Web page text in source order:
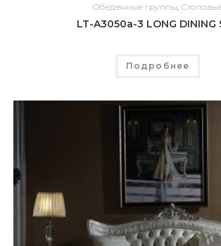
Обеденные группы
LT-A3050a-3 LONG DINING
Подробнее